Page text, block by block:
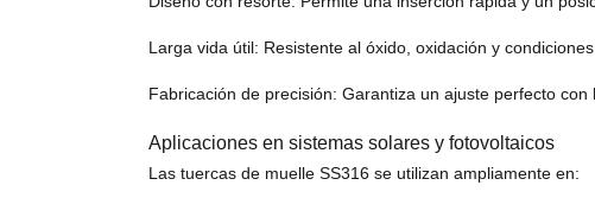
Larga vida útil: Resistente al óxido, oxidación y
Fabricación de precisión: Garantiza un ajuste perfecto
Aplicaciones en sistemas solares y fotovoltaicos
Las tuercas de muelle SS316 se utilizan ampliamente en: